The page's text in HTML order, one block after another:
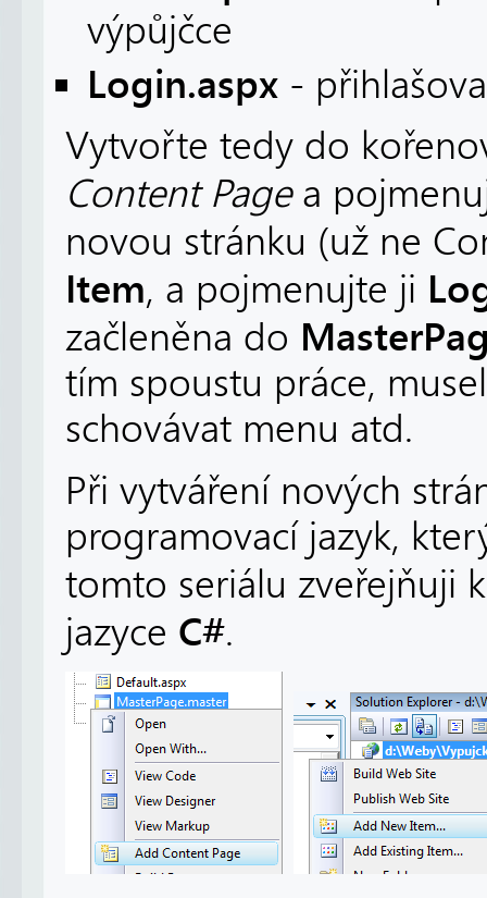
výpůjčce
Login.aspx -
Vytvořte tedy do
Content Pagea
novou stránku (už ne
Item, a pojmenujte ji
začleněna do
tím spoustu práce,
schovávat menu atd.
Při vytváření nových
programovací jazyk,
tomto seriálu zveřejňuji
jazyce C#.